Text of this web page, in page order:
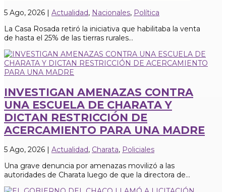
5 Ago, 2026 Actualidad, Nacionales, Política
La Casa Rosada retiró la iniciativa que habilitaba la venta
de hasta el 25% de las tierras rurales...
INVESTIGAN AMENAZAS CONTRA
UNA ESCUELA DE CHARATA Y
DICTAN RESTRICCIÓN DE
ACERCAMIENTO PARA UNA MADRE
5 Ago, 2026 | Actualidad, Charata, Policiales
Una grave denuncia por amenazas movilizó a las
autoridades de Charata luego de que la directora de...